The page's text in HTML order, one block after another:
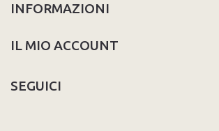
INFORMAZIONI
IL MIO ACCOUNT
SEGUICI